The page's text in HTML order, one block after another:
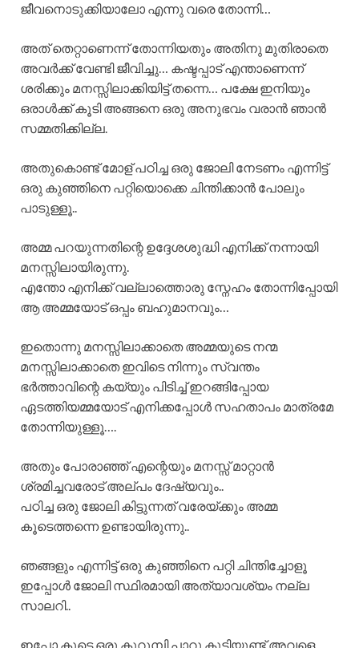
ജീവനൊടുക്കിയാലോ എന്നു വരെ തോന്നി…
അത് തെറ്റാണെന്ന് തോന്നിയതും അതിനു മുതിരാതെ
അവർക്ക് വേണ്ടി ജീവിച്ചു… കഷ്ടപ്പാട് എന്താണെന്ന്
ശരിക്കും മനസ്സിലാക്കിയിട്ട് തന്നെ… പക്ഷേ ഇനിയും
ഒരാൾക്ക് കൂടി അങ്ങനെ ഒരു അനുഭവം വരാൻ ഞാൻ
സമ്മതിക്കില്ല.
അതുകൊണ്ട് മോള് പഠിച്ച ഒരു ജോലി നേടണം എന്നിട്ട്
ഒരു കുഞ്ഞിനെ പറ്റിയൊക്കെ ചിന്തിക്കാൻ പോലും
പാടുള്ളൂ..
അമ്മ പറയുന്നതിന്റെ ഉദ്ദേശശുദ്ധി എനിക്ക് നന്നായി
മനസ്സിലായിരുന്നു.
എന്തോ എനിക്ക് വല്ലാത്തൊരു സ്നേഹം തോന്നിപ്പോയി
ആ അമ്മയോട് ഒപ്പം ബഹുമാനവും…
ഇതൊന്നു മനസ്സിലാക്കാതെ അമ്മയുടെ നന്മ
മനസ്സിലാക്കാതെ ഇവിടെ നിന്നും സ്വന്തം
ഭർത്താവിന്റെ കയ്യും പിടിച്ച് ഇറങ്ങിപ്പോയ
ഏടത്തിയമ്മയോട് എനിക്കപ്പോൾ സഹതാപം മാത്രമേ
തോന്നിയുള്ളൂ….
അതും പോരാഞ്ഞ് എന്റെയും മനസ്സ് മാറ്റാൻ
ശ്രമിച്ചവരോട് അല്പം ദേഷ്യവും..
പഠിച്ച ഒരു ജോലി കിട്ടുന്നത് വരേയ്ക്കും അമ്മ
കൂടെത്തന്നെ ഉണ്ടായിരുന്നു..
ഞങ്ങളും എന്നിട്ട് ഒരു കുഞ്ഞിനെ പറ്റി ചിന്തിച്ചോളൂ
ഇപ്പോൾ ജോലി സ്ഥിരമായി അത്യാവശ്യം നല്ല
സാലറി..
ഇപ്പോ കൂടെ ഒരു കുറുമ്പി പാറു കൂടിയുണ്ട് അവളെ